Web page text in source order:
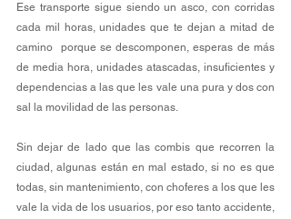
Ese transporte sigue siendo un asco, con corridas
cada mil horas, unidades que te dejan a mitad de
camino  porque se descomponen, esperas de más
de media hora, unidades atascadas, insuficientes y
dependencias a las que les vale una pura y dos con
sal la movilidad de las personas.
Sin dejar de lado que las combis que recorren la
ciudad, algunas están en mal estado, si no es que
todas, sin mantenimiento, con choferes a los que les
vale la vida de los usuarios, por eso tanto accidente,